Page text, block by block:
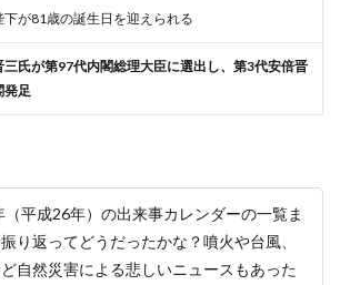
下が81歳の誕生日を迎えられる
三氏が第97代内閣総理大臣に選出し、第3代安倍晋
発足
（平成26年）の出来事カレンダーの一覧ま
り返ってどうだったかな？噴火や台風、
自然災害による悲しいニュースもあった